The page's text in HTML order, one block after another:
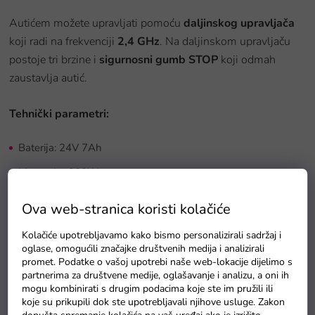
Ova web-stranica koristi kolačiće
Kolačiće upotrebljavamo kako bismo personalizirali sadržaj i
oglase, omogućili značajke društvenih medija i analizirali
promet. Podatke o vašoj upotrebi naše web-lokacije dijelimo s
partnerima za društvene medije, oglašavanje i analizu, a oni ih
mogu kombinirati s drugim podacima koje ste im pružili ili
koje su prikupili dok ste upotrebljavali njihove usluge. Zakon
Autićem možete upravljati pomoću daljinskog upravljača
koji radi na frekvenciji 2,4 GHz. Na daljinskom upravljaču
postoje tri brzine i sigurnosni gumb STOP koji odmah
zaustavlja autić.
Tehnički parametri:
Baterija: 24V 7Ah
Motor: 4 x 200W
Težina: 23kg
Frekvencija daljinskog upravljanja: 2,4 GHz
Dimenzije: